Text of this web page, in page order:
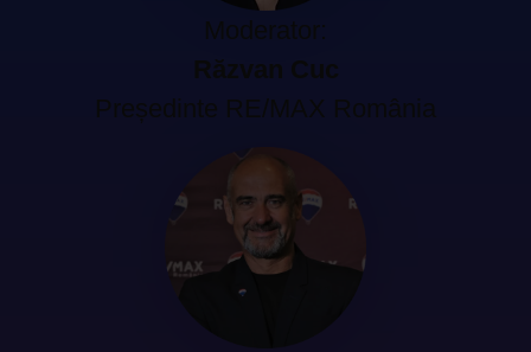
Moderator:
Răzvan Cuc
Președinte RE/MAX România